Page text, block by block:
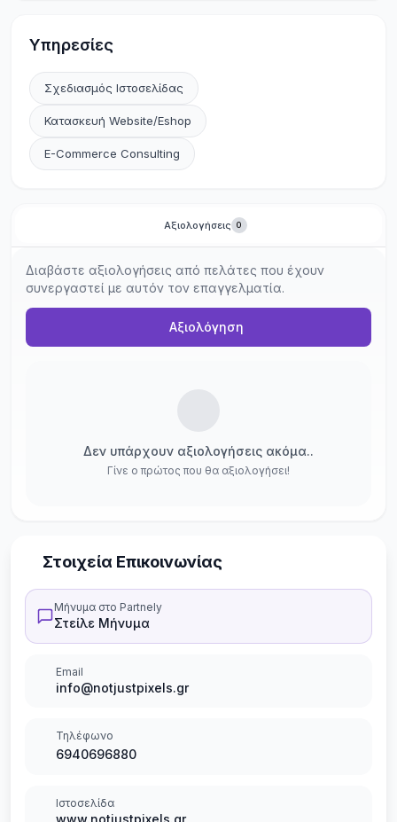
Υπηρεσίες
Σχεδιασμός Ιστοσελίδας
Κατασκευή Website/Eshop
E-Commerce Consulting
Αξιολογήσεις 0
Διαβάστε αξιολογήσεις από πελάτες που έχουν
συνεργαστεί με αυτόν τον επαγγελματία.
Αξιολόγηση
Δεν υπάρχουν αξιολογήσεις ακόμα..
Γίνε ο πρώτος που θα αξιολογήσει!
Στοιχεία Επικοινωνίας
Μήνυμα στο Partnely
Στείλε Μήνυμα
Email
info@notjustpixels.gr
Τηλέφωνο
6940696880
Ιστοσελίδα
www.notjustpixels.gr